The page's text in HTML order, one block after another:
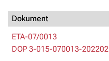
Dokument
ETA-07/0013
DOP 3-015-070013-202202